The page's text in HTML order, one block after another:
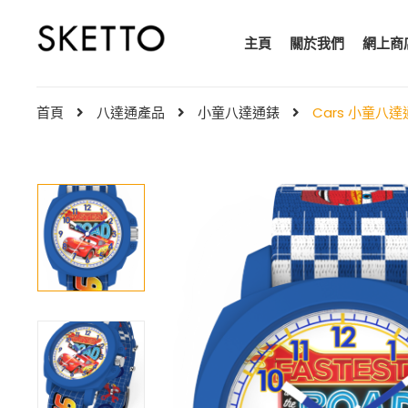
主頁 關於我們 網上商
首頁 八達通產品 小童八達通錶 Cars 小童八達